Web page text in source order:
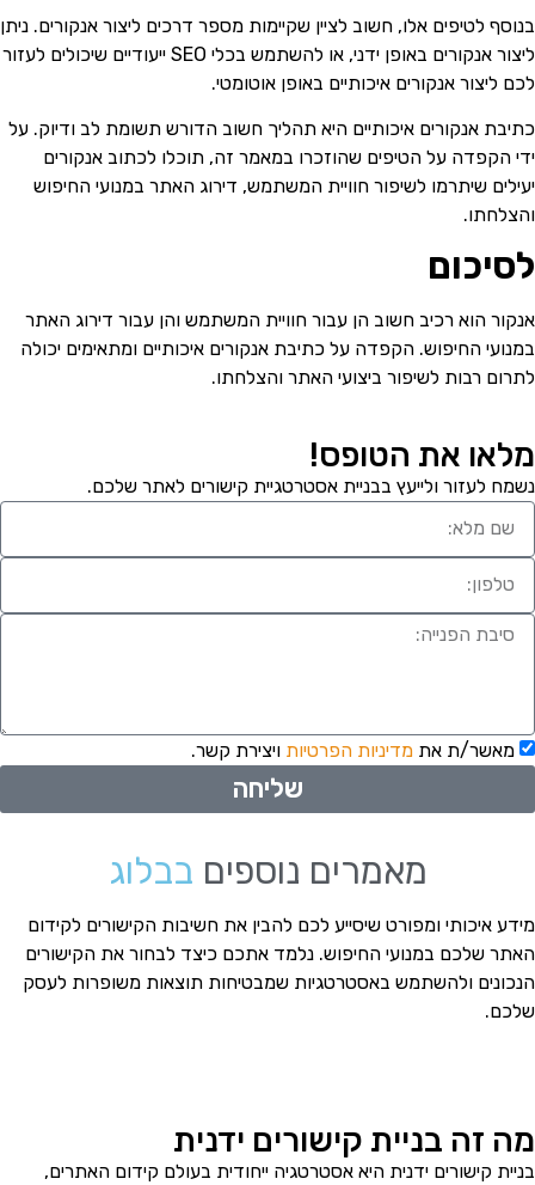
לטיפים אלו, חשוב לציין שקיימות מספר דרכים ליצור אנקורים. ניתן
ליצור אנקורים באופן ידני, או להשתמש בכלי SEO ייעודיים שיכולים לעזור
ליצור אנקורים איכותיים באופן אוטומטי.
אנקורים איכותיים היא תהליך חשוב הדורש תשומת לב ודיוק. על
הקפדה על הטיפים שהוזכרו במאמר זה, תוכלו לכתוב אנקורים
שיתרמו לשיפור חוויית המשתמש, דירוג האתר במנועי החיפוש
הוא רכיב חשוב הן עבור חוויית המשתמש והן עבור דירוג האתר
החיפוש. הקפדה על כתיבת אנקורים איכותיים ומתאימים יכולה
רבות לשיפור ביצועי האתר והצלחתו.
את הטופס!
לעזור ולייעץ בבניית אסטרטגיית קישורים לאתר שלכם.
מאשר/ת אתמדיניות הפרטיותויצירת קשר.
שליחה
מאמרים נוספים בבלוג
איכותי ומפורט שיסייע לכם להבין את חשיבות הקישורים לקידום
שלכם במנועי החיפוש. נלמד אתכם כיצד לבחור את הקישורים
ולהשתמש באסטרטגיות שמבטיחות תוצאות משופרות לעסק
זה בניית קישורים ידנית
קישורים ידנית היא אסטרטגיה ייחודית בעולם קידום האתרים,